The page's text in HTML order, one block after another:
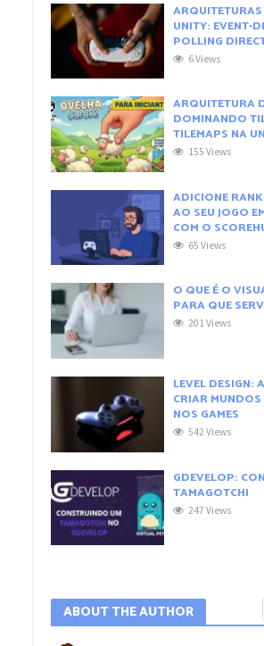
UNITY: EVENT-
POLLING
6 Views
ARQUITETURA
DOMINANDO
TILEMAPS NA
155 Views
ADICIONE
AO SEU JOGO
COM O
65 Views
O QUE É O
PARA QUE
201 Views
LEVEL DESIGN:
CRIAR
NOS GAMES
542 Views
GDEVELOP:
TAMAGOTCHI
247 Views
ABOUT THE AUTHOR